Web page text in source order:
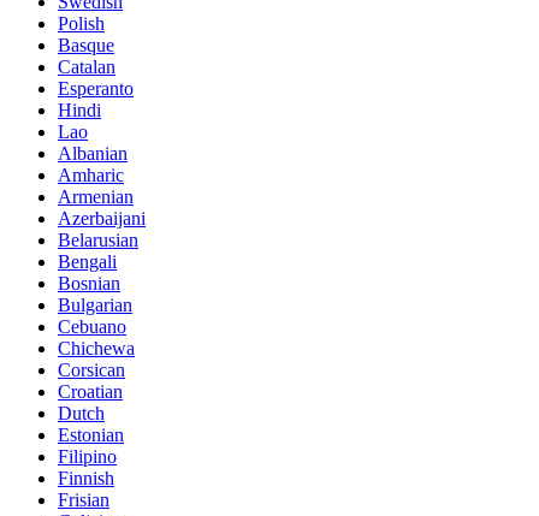
Polish
Basque
Catalan
Esperanto
Hindi
Lao
Albanian
Amharic
Armenian
Azerbaijani
Belarusian
Bengali
Bosnian
Bulgarian
Cebuano
Chichewa
Corsican
Croatian
Dutch
Estonian
Filipino
Finnish
Frisian